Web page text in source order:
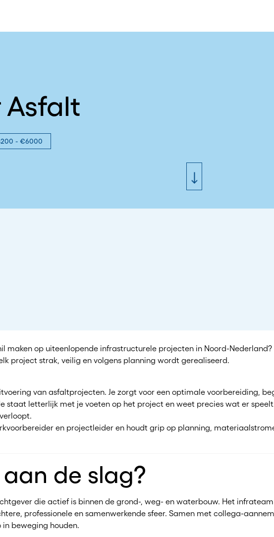
Asfalt
- €6000
maken op uiteenlopende infrastructurele projecten in Noord-
project strak, veilig en volgens planning wordt gerealiseerd.
van asfaltprojecten. Je zorgt voor een optimale voorbereiding,
staat letterlijk met je voeten op het project en weet precies wat er
en projectleider en houdt grip op planning,
de slag?
die actief is binnen de grond-, weg- en waterbouw. Het
professionele en samenwerkende sfeer. Samen met collega-
beweging houden.